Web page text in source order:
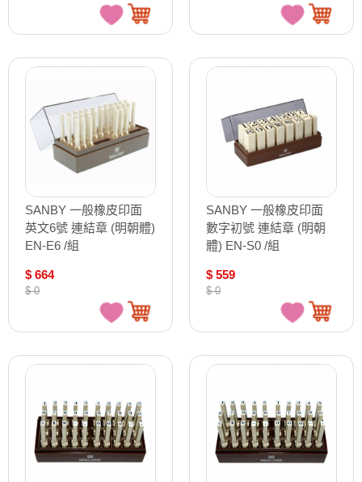
SANBY 一般橡皮印面
英文6號 連結章 (明朝體)
EN-E6 /組
$ 664
$ 0
SANBY 一般橡皮印面
數字初號 連結章 (明朝
體) EN-S0 /組
$ 559
$ 0